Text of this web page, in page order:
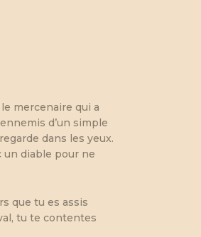
mercenaire qui a
d’un simple
dans les yeux.
un diable pour ne
que tu es assis
tu te contentes